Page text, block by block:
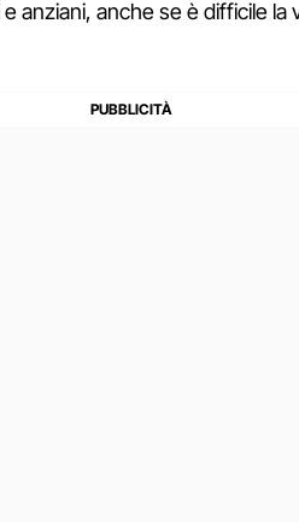
anziani, anche se è difficile la